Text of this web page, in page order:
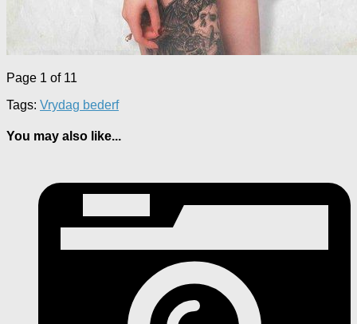
Page 1 of 11
Tags: Vrydag bederf
You may also like...